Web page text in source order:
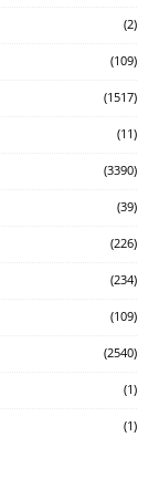
(2)
(109)
(1517)
(11)
(3390)
(39)
(226)
(234)
(109)
(2540)
(1)
(1)